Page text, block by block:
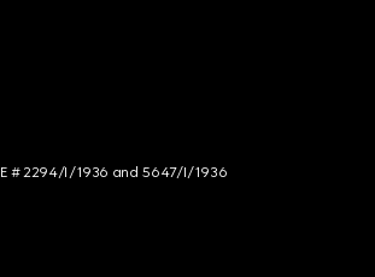
# 2294/I/1936 and 5647/I/1936